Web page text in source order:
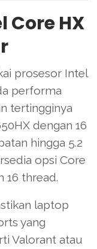
Core HX
prosesor Intel
performa
tertingginya
dengan 16
hingga 5.2
opsi Core
16 thread.
laptop
yang
Valorant atau